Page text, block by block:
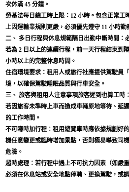
次休滿 45 分鐘。
勞基法每日總工時上限：12 小時。包含正常工
上因運輸業規則更嚴，必須優先遵守 11 小時勤
二、 多日行程與休息規範隔日出勤中斷時間：
若為 2 日以上的連續行程，前一天行程結束到
小時以上的完整休息時間。
住宿環境要求：租用人或旅行社應提供駕駛員
境，以確保駕駛睡眠品質與行車安全。
三、 旅客與租用人注意事項旅客遲到也算工時
若因旅客未準時上車而造成車輛原地等待、延
的工作時間。
不可臨時加行程：租用遊覽車時應依據規劃好
機任意變更或臨時增加景點，否則極易導致司
危險。
超時處理：若行程中遇上不可抗力因素（如嚴
必須在休息站或安全地點停聘、更換駕駛，或